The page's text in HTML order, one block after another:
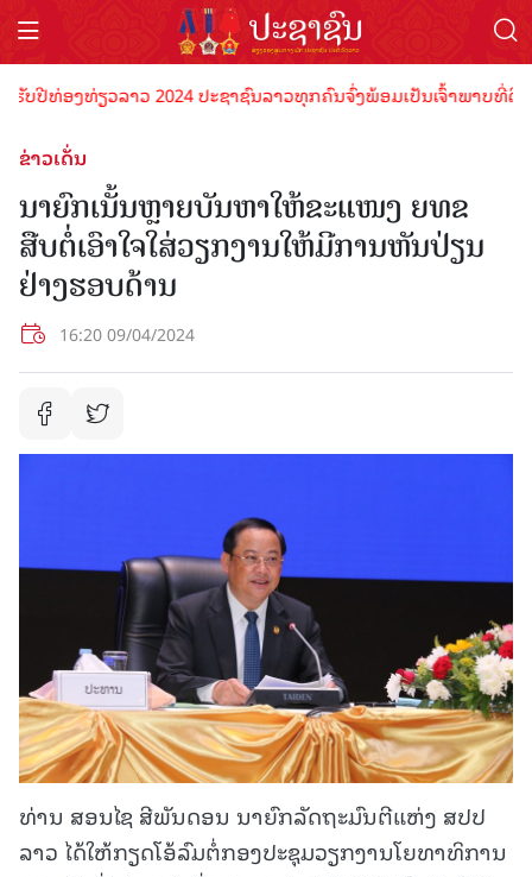
ທ່ອງທ່ຽວລາວ 2024 ປະຊາຊົນລາວທຸກຄົນຈົ່ງພ້ອມເປັນເຈົ້າພາບທີ່ດີ ຕ້
ຂ່າວເດັ່ນ
ນາຍົກເນັ້ນຫຼາຍບັນຫາໃຫ້ຂະແໜງ ຍທຂ
ສືບຕໍ່ເອົາໃຈໃສ່ວຽກງານໃຫ້ມີການຫັນປ່ຽນ
ຢ່າງຮອບດ້ານ
16:20 09/04/2024
ທ່ານ ສອນໄຊ ສີພັນດອນ ນາຍົກລັດຖະມົນຕີແຫ່ງ ສປປ
ລາວ ໄດ້ໃຫ້ກຽດໂອ້ລົມຕໍ່ກອງປະຊຸມວຽກງານໂຍທາທິການ